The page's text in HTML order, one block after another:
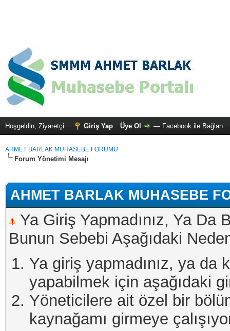
Hoşgeldin, Ziyaretçi: Giriş Yap Üye Ol — Facebook ile Bağlan
AHMET BARLAK MUHASEBE FORUMU
Forum Yönetimi Mesajı
AHMET BARLAK MUHASEBE
Ya Giriş Yapmadınız, Ya
Bunun Sebebi Aşağıdaki
Ya giriş yapmadınız, ya da
yapabilmek için aşağıdaki
Yöneticilere ait özel bir
kaynağamı girmeye